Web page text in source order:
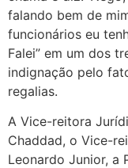
falando bem de
funcionários eu
Falei” em um dos
indignação pelo
regalias.
A Vice-reitora
Chaddad, o Vice-
Leonardo Junior, a